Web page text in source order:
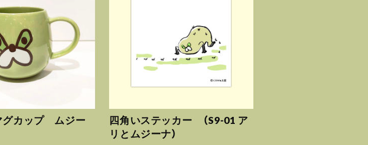
グカップ ムジー
四角いステッカー （S9-01 ア
リとムジーナ）